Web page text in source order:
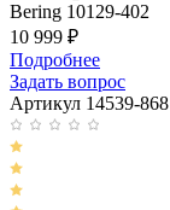
Bering 10129-402
10 999 ₽
Подробнее
Задать вопрос
Артикул 14539-868